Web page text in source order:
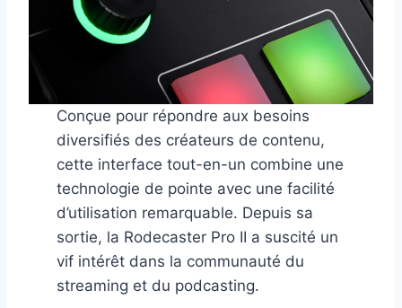
Conçue pour répondre aux besoins
diversifiés des créateurs de contenu,
cette interface tout-en-un combine une
technologie de pointe avec une facilité
d’utilisation remarquable. Depuis sa
sortie, la Rodecaster Pro II a suscité un
vif intérêt dans la communauté du
streaming et du podcasting.